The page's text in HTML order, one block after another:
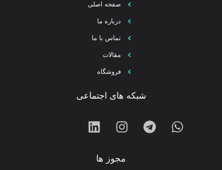
صفحه اصلی
درباره ما
تماس با ما
مقالات
فروشگاه
شبکه های اجتماعی
مجوز ها